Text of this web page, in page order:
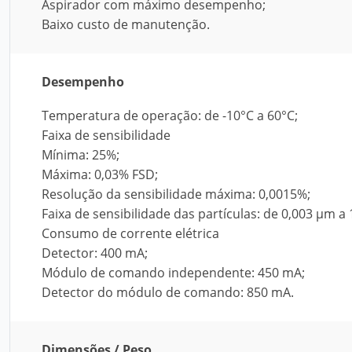
Aspirador com máximo desempenho;
Baixo custo de manutenção.
Desempenho
Temperatura de operação: de -10°C a 60°C;
Faixa de sensibilidade
Mínima: 25%;
Máxima: 0,03% FSD;
Resolução da sensibilidade máxima: 0,0015%;
Faixa de sensibilidade das partículas: de 0,003 μm a
Consumo de corrente elétrica
Detector: 400 mA;
Módulo de comando independente: 450 mA;
Detector do módulo de comando: 850 mA.